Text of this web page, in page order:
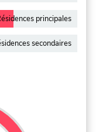
principales
secondaires